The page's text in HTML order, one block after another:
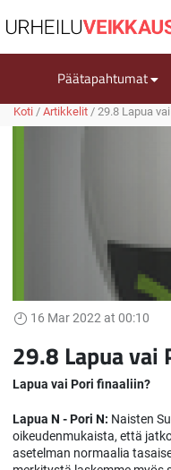
Päätapahtumat
Koti / Artikkelit / 29.8 Lapua
16 Mar 2022 at 00:10
29.8 Lapua vai
Lapua vai Pori finaaliin?
Lapua N - Pori N: Naisten
oikeudenmukaista, että
asetelman normaalia